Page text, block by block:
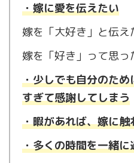
・嫁に愛を伝えたい
嫁を「大好き」と伝え
嫁を「好き」って思っ
・少しでも自分のた
すぎて感謝してしまう
・暇があれば、嫁に触
・多くの時間を一緒に